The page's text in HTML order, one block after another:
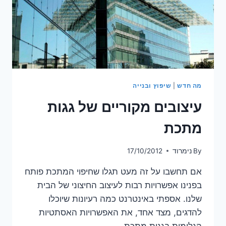
מה חדש| שיפוץ ובנייה
עיצובים מקוריים של גגות
מתכת
By נימרוד 17/10/2012
אם תחשבו על זה מעט תגלו שחיפוי המתכת פותח
בפנינו אפשרויות רבות לעיצוב החיצוני של הבית
שלנו. אספתי באינטרנט כמה רעיונות שיוכלו
להדגים, מצד אחד, את האפשרויות האסתטיות